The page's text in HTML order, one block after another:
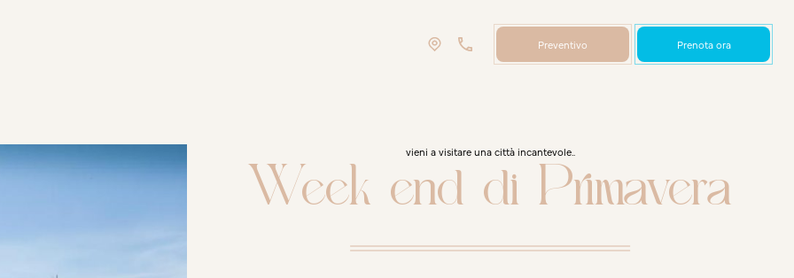
Preventivo Prenota ora
vieni a visitare una città incantevole..
Week end di Primavera